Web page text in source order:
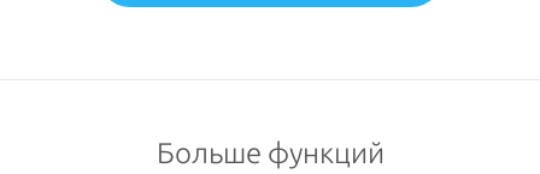
Больше функций